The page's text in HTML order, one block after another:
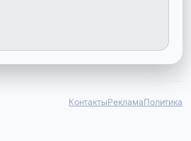
КонтактыРекламаПолитика